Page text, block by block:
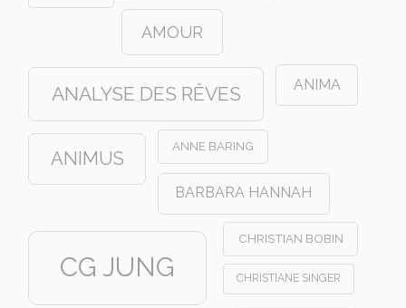
AMOUR
ANALYSE DES RÊVES ANIMA
ANIMUS
ANNE BARING
BARBARA HANNAH
CG JUNG
CHRISTIAN BOBIN
CHRISTIANE SINGER